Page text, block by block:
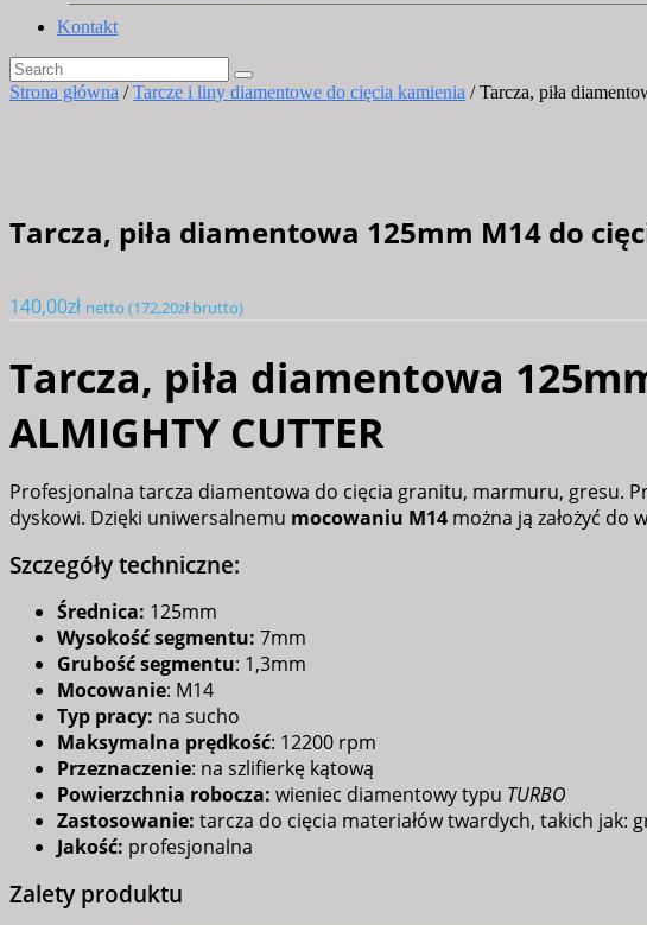
Kontakt
Strona główna /Tarcze i liny diamentowe do cięcia kamienia / Tarcza, piła
Tarcza, piła diamentowa 125mm M14 do
140,00zł netto (172,20złbrutto)
Tarcza, piła diamentowa
ALMIGHTY CUTTER
Profesjonalna tarcza diamentowa do cięcia granitu, marmuru, gresu.
dyskowi. Dzięki uniwersalnemu mocowaniu M14 można ją założyć do
Szczegóły techniczne:
Średnica: 125mm
Wysokość segmentu: 7mm
Grubość segmentu: 1,3mm
Mocowanie: M14
Typ pracy: na sucho
Maksymalna prędkość: 12200 rpm
Przeznaczenie: na szlifierkę kątową
Powierzchnia robocza: wieniec diamentowy typu TURBO
Zastosowanie: tarcza do cięcia materiałów twardych, takich jak:
Jakość: profesjonalna
Zalety produktu